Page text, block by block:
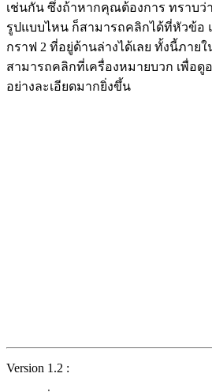
เช่นกัน ซึ่งถ้าหากคุณต้องการ ทราบว่
รูปแบบไหน ก็สามารถคลิกได้ที่หัวข้อ
กราฟ 2 ที่อยู่ด้านล่างได้เลย ทั้งนี้ภาย
สามารถคลิกที่เครื่องหมายบวก เพื่อ
อย่างละเอียดมากยิ่งขึ้น
Version 1.2 :